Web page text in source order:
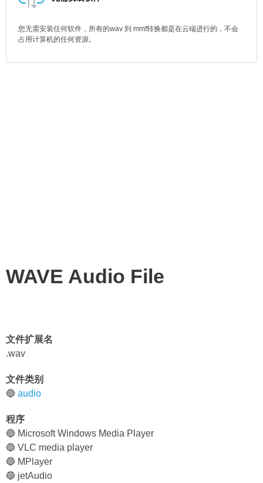
您无需安装任何软件，所有的wav 到 mmf转换都是在云端进行的，不会
占用计算机的任何资源。
WAVE Audio File
文件扩展名
.wav
文件类别
🔵 audio
程序
🔵 Microsoft Windows Media Player
🔵 VLC media player
🔵 MPlayer
🔵 jetAudio